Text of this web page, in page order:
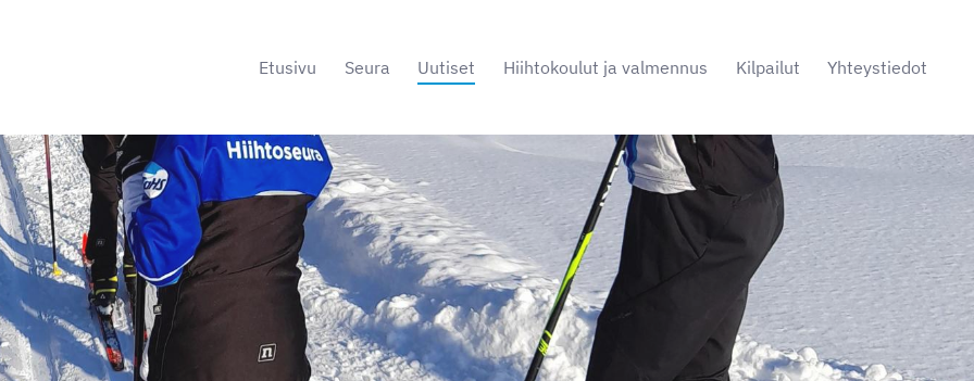
Etusivu Seura Uutiset Hiihtokoulut ja valmennus Kilpailut Yhteystiedot